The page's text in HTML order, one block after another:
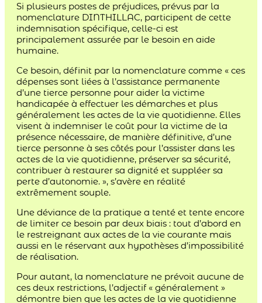
Si plusieurs postes de préjudices, prévus par la
nomenclature DINTHILLAC, participent de cette
indemnisation spécifique, celle-ci est
principalement assurée par le besoin en aide
humaine.
Ce besoin, définit par la nomenclature comme « ces
dépenses sont liées à l’assistance permanente
d’une tierce personne pour aider la victime
handicapée à effectuer les démarches et plus
généralement les actes de la vie quotidienne. Elles
visent à indemniser le coût pour la victime de la
présence nécessaire, de manière définitive, d’une
tierce personne à ses côtés pour l’assister dans les
actes de la vie quotidienne, préserver sa sécurité,
contribuer à restaurer sa dignité et suppléer sa
perte d’autonomie. », s’avère en réalité
extrêmement souple.
Une déviance de la pratique a tenté et tente encore
de limiter ce besoin par deux biais : tout d’abord en
le restreignant aux actes de la vie courante mais
aussi en le réservant aux hypothèses d’impossibilité
de réalisation.
Pour autant, la nomenclature ne prévoit aucune de
ces deux restrictions, l’adjectif « généralement »
démontre bien que les actes de la vie quotidienne